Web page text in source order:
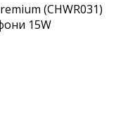
(CHWR031)
15W